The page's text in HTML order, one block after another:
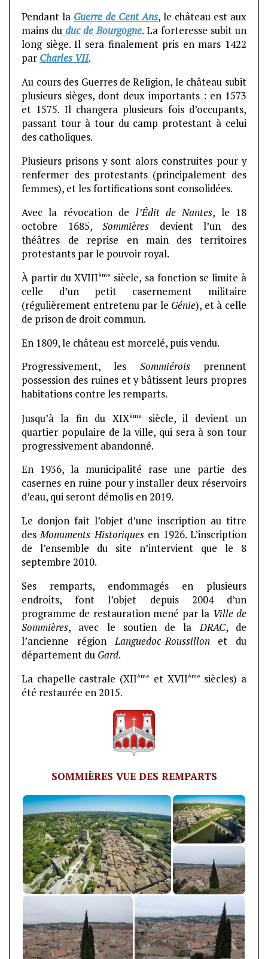
Pendant la Guerre de Cent Ans, le château est aux
mains du duc de Bourgogne. La forteresse subit un
long siège. Il sera finalement pris en mars 1422
par Charles VII.
Au cours des Guerres de Religion, le château subit
plusieurs sièges, dont deux importants : en 1573
et 1575. Il changera plusieurs fois d’occupants,
passant tour à tour du camp protestant à celui
des catholiques.
Plusieurs prisons y sont alors construites pour y
renfermer des protestants (principalement des
femmes), et les fortifications sont consolidées.
Avec la révocation de l’Édit de Nantes, le 18
octobre 1685,Sommières devient l’un des
théâtres de reprise en main des territoires
protestants par le pouvoir royal.
À partir du XVIIIème siècle, sa fonction se limite à
celle d’un petit casernement militaire
(régulièrement entretenu par le Génie), et à celle
de prison de droit commun.
En 1809, le château est morcelé, puis vendu.
Progressivement, les Sommiéroisprennent
possession des ruines et y bâtissent leurs propres
habitations contre les remparts.
Jusqu’à la fin du XIXème
siècle, il devient un
quartier populaire de la ville, qui sera à son tour
progressivement abandonné.
En 1936, la municipalité rase une partie des
casernes en ruine pour y installer deux réservoirs
d’eau, qui seront démolis en 2019.
Le donjon fait l’objet d’une inscription au titre
desMonuments Historiquesen 1926. L’inscription
de l’ensemble du site n’intervient que le 8
septembre 2010.
Ses remparts, endommagés en plusieurs
endroits, font l’objet depuis 2004 d’un
programme de restauration mené par la Ville de
Sommières, avec le soutien de laDRAC, de
l’ancienne régionLanguedoc-Roussillonet du
département du Gard.
La chapelle castrale (XIIème et XVIIème siècles) a
été restaurée en 2015.
SOMMIÈRES VUE DES REMPARTS